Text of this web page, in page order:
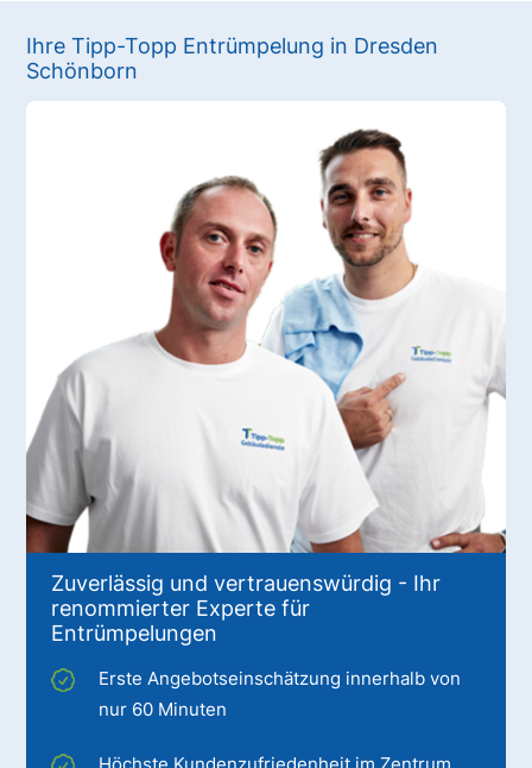
Ihre Tipp-Topp Entrümpelung in Dresden
Schönborn
Zuverlässig und vertrauenswürdig - Ihr
renommierter Experte für
Entrümpelungen
Erste Angebotseinschätzung innerhalb von
nur 60 Minuten